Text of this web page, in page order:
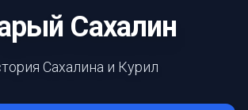
Сахалин
Сахалина и Курил